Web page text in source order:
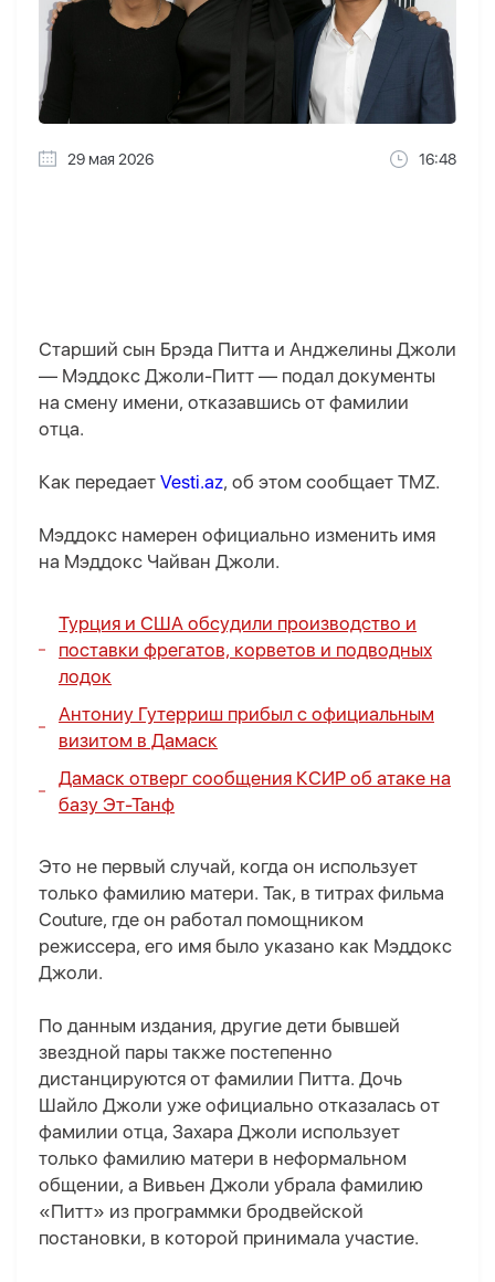
29 мая 2026 16:48
Старший сын Брэда Питта и Анджелины Джоли
— Мэддокс Джоли-Питт — подал документы
на смену имени, отказавшись от фамилии
отца.
Как передает Vesti.az, об этом сообщает TMZ.
Мэддокс намерен официально изменить имя
на Мэддокс Чайван Джоли.
Турция и США обсудили производство и
поставки фрегатов, корветов и подводных
лодок
Антониу Гутерриш прибыл с официальным
визитом в Дамаск
Дамаск отверг сообщения КСИР об атаке на
базу Эт-Танф
Это не первый случай, когда он использует
только фамилию матери. Так, в титрах фильма
Couture, где он работал помощником
режиссера, его имя было указано как Мэддокс
Джоли.
По данным издания, другие дети бывшей
звездной пары также постепенно
дистанцируются от фамилии Питта. Дочь
Шайло Джоли уже официально отказалась от
фамилии отца, Захара Джоли использует
только фамилию матери в неформальном
общении, а Вивьен Джоли убрала фамилию
«Питт» из программки бродвейской
постановки, в которой принимала участие.